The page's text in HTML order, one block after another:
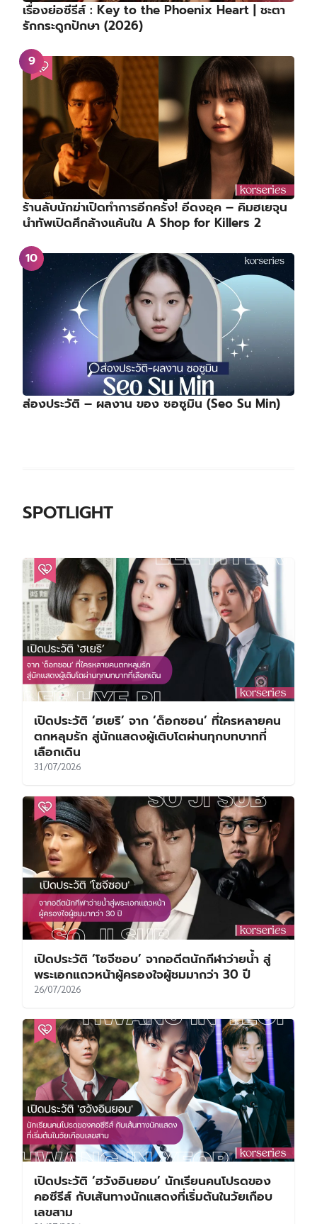
เรื่องย่อซีรีส์ : Key to the Phoenix Heart | ชะตา
รักกระดูกปักษา (2026)
ร้านลับนักฆ่าเปิดทำการอีกครั้ง! อีดงอุค – คิมฮเยจุน
นำทัพเปิดศึกล้างแค้นใน A Shop for Killers 2
ส่องประวัติ – ผลงาน ของ ซอซูมิน (Seo Su Min)
SPOTLIGHT
เปิดประวัติ ‘ฮเยริ’ จาก ‘ด็อกซอน’ ที่ใครหลายคน
ตกหลุมรัก สู่นักแสดงผู้เติบโตผ่านทุกบทบาทที่
เลือกเดิน
31/07/2026
เปิดประวัติ ‘โซจีซอบ’ จากอดีตนักกีฬาว่ายน้ำ สู่
พระเอกแถวหน้าผู้ครองใจผู้ชมมากว่า 30 ปี
26/07/2026
เปิดประวัติ ‘ฮวังอินยอบ’ นักเรียนคนโปรดของ
คอซีรีส์ กับเส้นทางนักแสดงที่เริ่มต้นในวัยเกือบ
เลขสาม